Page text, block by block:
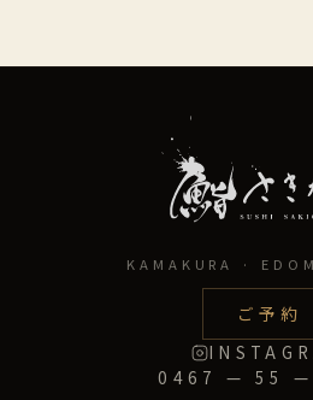
KAMAKURA ·
ご予約
0467 — 55 —